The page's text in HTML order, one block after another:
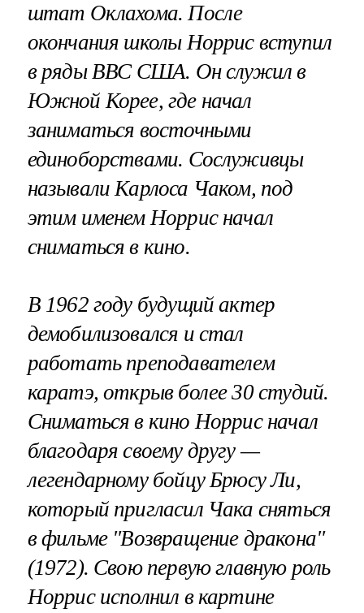
штат Оклахома. После
окончания школы Норрис вступил
в ряды ВВС США. Он служил в
Южной Корее, где начал
заниматься восточными
единоборствами. Сослуживцы
называли Карлоса Чаком, под
этим именем Норрис начал
сниматься в кино.
В 1962 году будущий актер
демобилизовался и стал
работать преподавателем
каратэ, открыв более 30 студий.
Сниматься в кино Норрис начал
благодаря своему другу —
легендарному бойцу Брюсу Ли,
который пригласил Чака сняться
в фильме "Возвращение дракона"
(1972). Свою первую главную роль
Норрис исполнил в картине